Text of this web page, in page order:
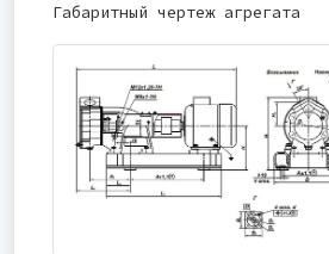
Габаритный чертеж агрегата